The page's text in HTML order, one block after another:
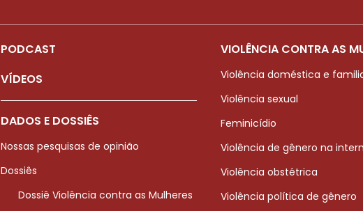
PODCAST
VÍDEOS
DADOS E DOSSIÊS
Nossas pesquisas de opinião
Dossiês
Dossiê Violência contra as Mulheres
VIOLÊNCIA CONTRA AS
Violência doméstica e
Violência sexual
Feminicídio
Violência de gênero na
Violência obstétrica
Violência política de gênero